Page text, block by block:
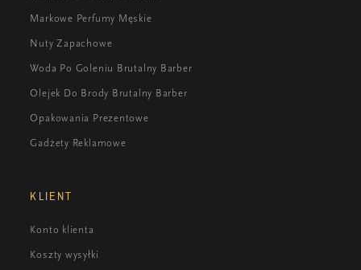
Markowe Perfumy Męskie
Nuty Zapachowe
Woda Po Goleniu Brutalny Barber
Olejek Do Brody Brutalny Barber
Opakowania Prezentowe
Gadżety Reklamowe
KLIENT
Konto klienta
Koszty wysyłki